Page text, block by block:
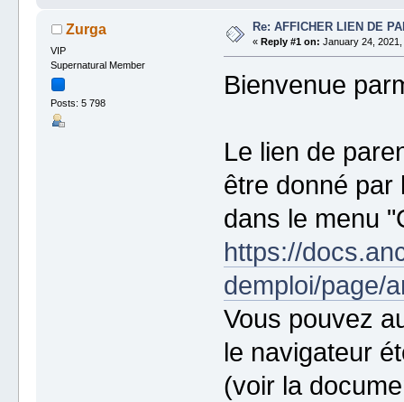
Zurga
VIP
Supernatural Member
Posts: 5 798
Re: AFFICHER LIEN DE
« Reply #1 on: January 24,
Bienvenue
Le lien de
être donné par
dans le menu
https://
demploi/page/
Vous pouvez
le navigateur
(voir la